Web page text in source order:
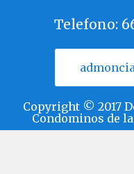
Telefono:
Copyright © 2017
Condominos de